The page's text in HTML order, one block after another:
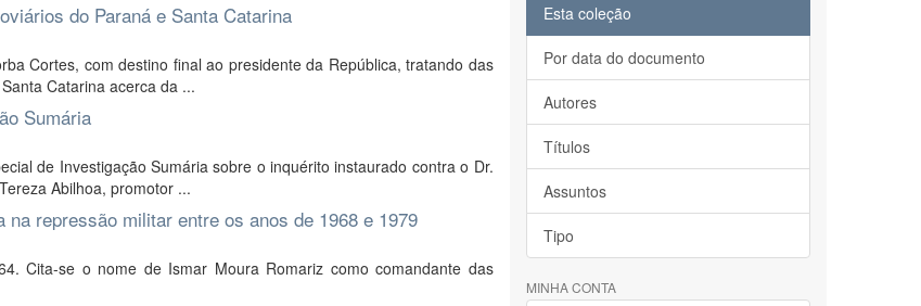
do Paraná e Santa Catarina
Cortes, com destino final ao presidente da República, tratando das
Catarina acerca da ...
Sumária
de Investigação Sumária sobre o inquérito instaurado contra o Dr.
Abilhoa, promotor ...
repressão militar entre os anos de 1968 e 1979
Cita-se o nome de Ismar Moura Romariz como comandante das
Esta coleção
Por data do documento
Autores
Títulos
Assuntos
Tipo
MINHA CONTA